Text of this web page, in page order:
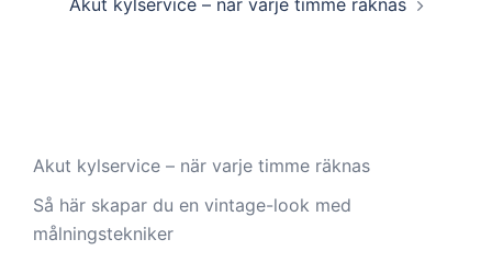
Akut kylservice – när varje timme räknas
Akut kylservice – när varje timme räknas
Så här skapar du en vintage-look med
målningstekniker